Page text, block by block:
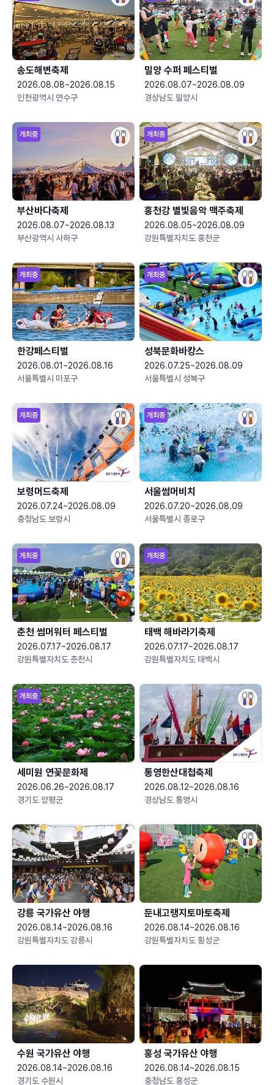
송도해변축제
2026.08.08~2026.08.15
인천광역시 연수구
밀양 수퍼 페스티벌
2026.08.07~2026.08.09
경상남도 밀양시
개최중
부산바다축제
2026.08.07~2026.08.13
부산광역시 사하구
개최중
홍천강 별빛음악 맥주축제
2026.08.05~2026.08.09
강원특별자치도 홍천군
개최중
한강페스티벌
2026.08.01~2026.08.16
서울특별시 마포구
개최중
성북문화바캉스
2026.07.25~2026.08.09
서울특별시 성북구
개최중
보령머드축제
2026.07.24~2026.08.09
충청남도 보령시
개최중
서울썸머비치
2026.07.20~2026.08.09
서울특별시 종로구
개최중
춘천 썸머워터 페스티벌
2026.07.17~2026.08.17
강원특별자치도 춘천시
개최중
태백 해바라기축제
2026.07.17~2026.08.17
강원특별자치도 태백시
개최중
세미원 연꽃문화제
2026.06.26~2026.08.17
경기도 양평군
통영한산대첩축제
2026.08.12~2026.08.16
경상남도 통영시
강릉 국가유산 야행
2026.08.14~2026.08.16
강원특별자치도 강릉시
둔내고랭지토마토축제
2026.08.14~2026.08.16
강원특별자치도 횡성군
수원 국가유산 야행
2026.08.14~2026.08.16
경기도 수원시
홍성 국가유산 야행
2026.08.14~2026.08.15
충청남도 홍성군